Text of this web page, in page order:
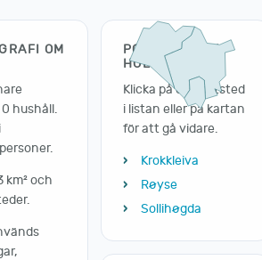
OM
hushåll.
km² och
POSTSTEDER I
HOLE
Klicka på en poststed
i listan eller på kartan
för att gå vidare.
Krokkleiva
Røyse
Sollihøgda